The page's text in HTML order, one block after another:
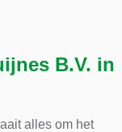
B.V. in
alles om het